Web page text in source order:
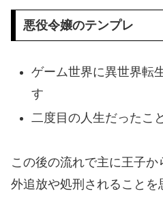
悪役令嬢のテンプレ
ゲーム世界に異世界転
す
二度目の人生だったこ
この後の流れで主に王子
外追放や処刑されることを